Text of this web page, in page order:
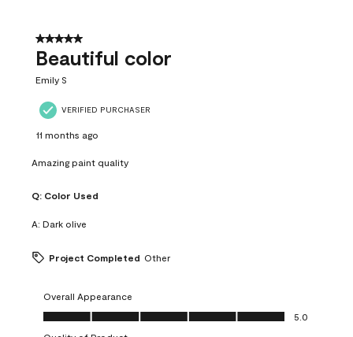
5 out of 5 stars.
Beautiful color
Emily S
VERIFIED PURCHASER
11 months ago
Amazing paint quality
Q: Color Used
A: Dark olive
Project Completed Other
Overall Appearance
Overall Appearance, 5.0 out of 5
5.0